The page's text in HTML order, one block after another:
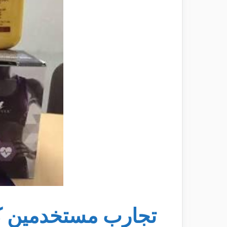
تجارب مستخدمين